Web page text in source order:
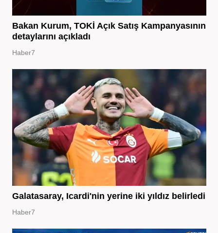
Bakan Kurum, TOKİ Açık Satış Kampanyasının
detaylarını açıkladı
Haber7
Galatasaray, Icardi'nin yerine iki yıldız belirledi
Haber7